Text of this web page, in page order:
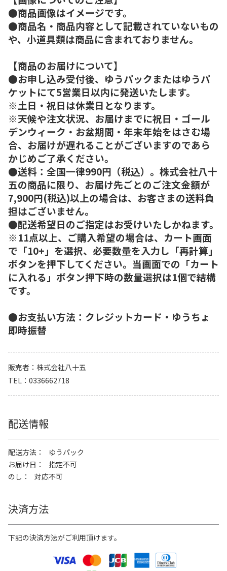
●商品画像はイメージです。
●商品名・商品内容として記載されていないもの
や、小道具類は商品に含まれておりません。
【商品のお届けについて】
●お申し込み受付後、ゆうパックまたはゆうパ
ケットにて5営業日以内に発送いたします。
※土日・祝日は休業日となります。
※天候や注文状況、お届けまでに祝日・ゴール
デンウィーク・お盆期間・年末年始をはさむ場
合、お届けが遅れることがございますのであら
かじめご了承ください。
●送料：全国一律990円（税込）。株式会社八十
五の商品に限り、お届け先ごとのご注文金額が
7,900円(税込)以上の場合は、お客さまの送料負
担はございません。
●配送希望日のご指定はお受けいたしかねます。
※11点以上、ご購入希望の場合は、カート画面
で「10+」を選択、必要数量を入力し「再計算」
ボタンを押下してください。当画面での「カート
に入れる」ボタン押下時の数量選択は1個で結構
です。
●お支払い方法：クレジットカード・ゆうちょ
即時振替
販売者
株式会社八十五
TEL
0336662718
配送情報
配送方法
ゆうパック
お届け日
指定不可
のし
対応不可
決済方法
下記の決済方法がご利用頂けます。